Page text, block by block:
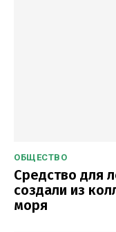
ОБЩЕСТВО
Средство для
создали из
моря